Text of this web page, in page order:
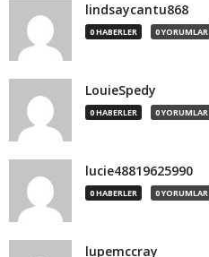
lindsaycantu868
0 HABERLER 0 YORUMLAR
LouieSpedy
0 HABERLER 0 YORUMLAR
lucie48819625990
0 HABERLER 0 YORUMLAR
lupemccray